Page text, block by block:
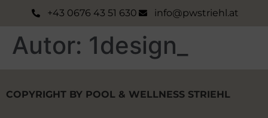
+43 0676 43 51 630 info@pwstriehl.at
Autor: 1design_
COPYRIGHT BY POOL & WELLNESS STRIEHL